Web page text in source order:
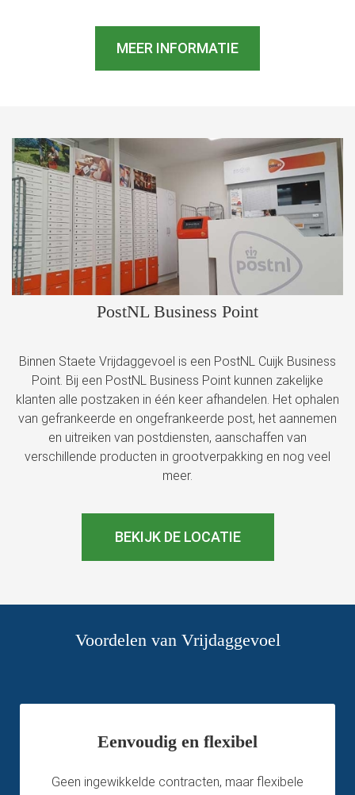
MEER INFORMATIE
PostNL Business Point
Binnen Staete Vrijdaggevoel is een PostNL Cuijk Business
Point. Bij een PostNL Business Point kunnen zakelijke
klanten alle postzaken in één keer afhandelen. Het ophalen
van gefrankeerde en ongefrankeerde post, het aannemen
en uitreiken van postdiensten, aanschaffen van
verschillende producten in grootverpakking en nog veel
meer.
BEKIJK DE LOCATIE
Voordelen van Vrijdaggevoel
Eenvoudig en flexibel
Geen ingewikkelde contracten, maar flexibele